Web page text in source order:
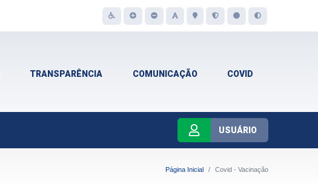
TRANSPARÊNCIA COMUNICAÇÃO COVID
USUÁRIO
Página Inicial Covid - Vacinação